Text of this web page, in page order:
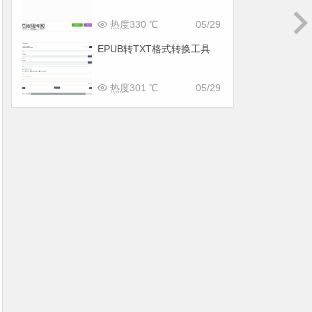
05/29
热度330 ℃
EPUB转TXT格式转换工具
05/29
热度301 ℃